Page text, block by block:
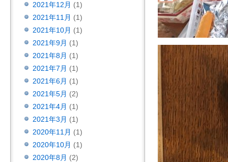
2021年12月 (1)
2021年11月 (1)
2021年10月 (1)
2021年9月 (1)
2021年8月 (1)
2021年7月 (1)
2021年6月 (1)
2021年5月 (2)
2021年4月 (1)
2021年3月 (1)
2020年11月 (1)
2020年10月 (1)
2020年8月 (2)